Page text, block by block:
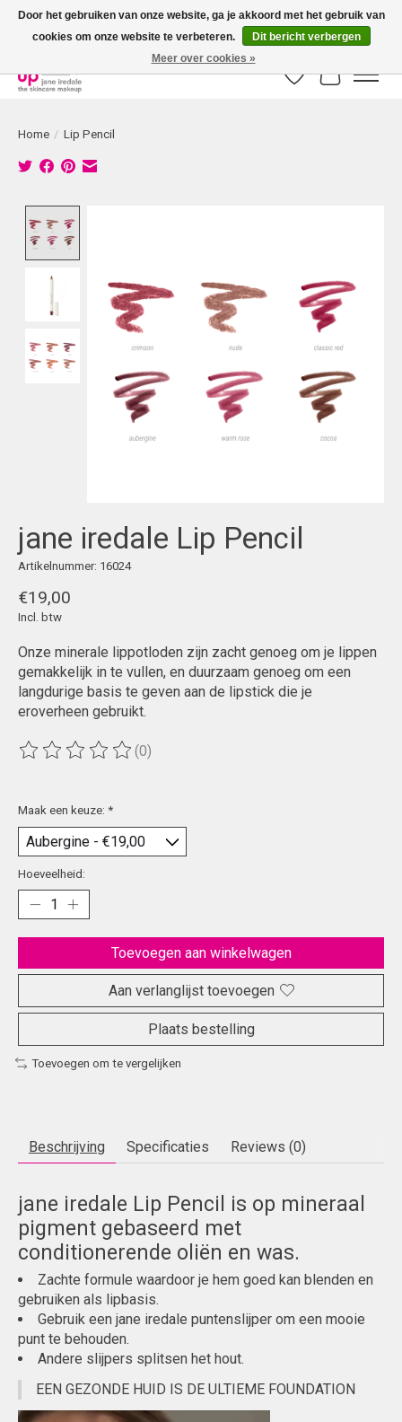
Bestellingen boven € 50,00 worden altijd gratis verzonden!
Verlanglijst
Home / Lip Pencil
jane iredale Lip Pencil
Artikelnummer: 16024
€19,00
Incl. btw
Onze minerale lippotloden zijn zacht genoeg om je lippen
gemakkelijk in te vullen, en duurzaam genoeg om een
langdurige basis te geven aan de lipstick die je
eroverheen gebruikt.
De beoordeling van dit product is
(0)
Maak een keuze: *
Hoeveelheid:
Toevoegen aan winkelwagen
Aan verlanglijst toevoegen
Plaats bestelling
Toevoegen om te vergelijken
Beschrijving Specificaties Reviews (0)
jane iredale Lip Pencil is op mineraal
pigment gebaseerd met
conditionerende oliën en was.
Zachte formule waardoor je hem goed kan blenden en
gebruiken als lipbasis.
Gebruik een jane iredale puntenslijper om een mooie
punt te behouden.
Andere slijpers splitsen het hout.
EEN GEZONDE HUID IS DE ULTIEME FOUNDATION
Door het gebruiken van onze website, ga je akkoord met het gebruik van
cookies om onze website te verbeteren.
Dit bericht verbergen
Meer over cookies »